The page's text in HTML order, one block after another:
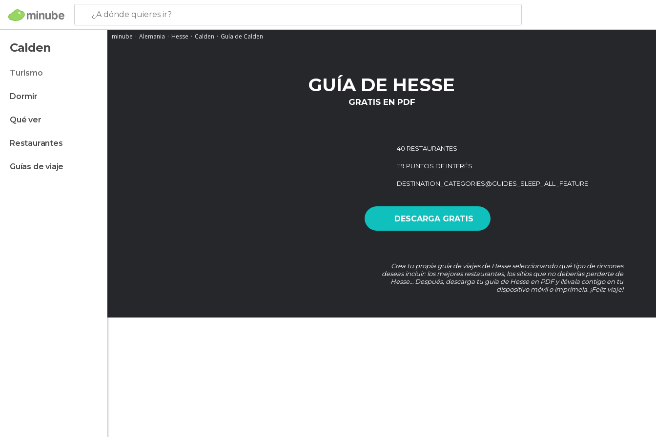
¿A dónde quieres ir?
Calden
turismo
dormir
qué ver
restaurantes
guías de viaje
minube Alemania Hesse Calden Guía de Calden
GUÍA DE HESSE
GRATIS EN PDF
40 RESTAURANTES
119 PUNTOS DE INTERÉS
DESTINATION_CATEGORIES@GUIDES_SLEEP_ALL_FEATURE
DESCARGA GRATIS
Crea tu propia guía de viajes de Hesse seleccionando qué tipo de rincones
deseas incluir: los mejores restaurantes, los sitios que no deberías perderte de
Hesse… Después, descarga tu guía de Hesse en PDF y llévala contigo en tu
dispositivo móvil o imprímela. ¡Feliz viaje!